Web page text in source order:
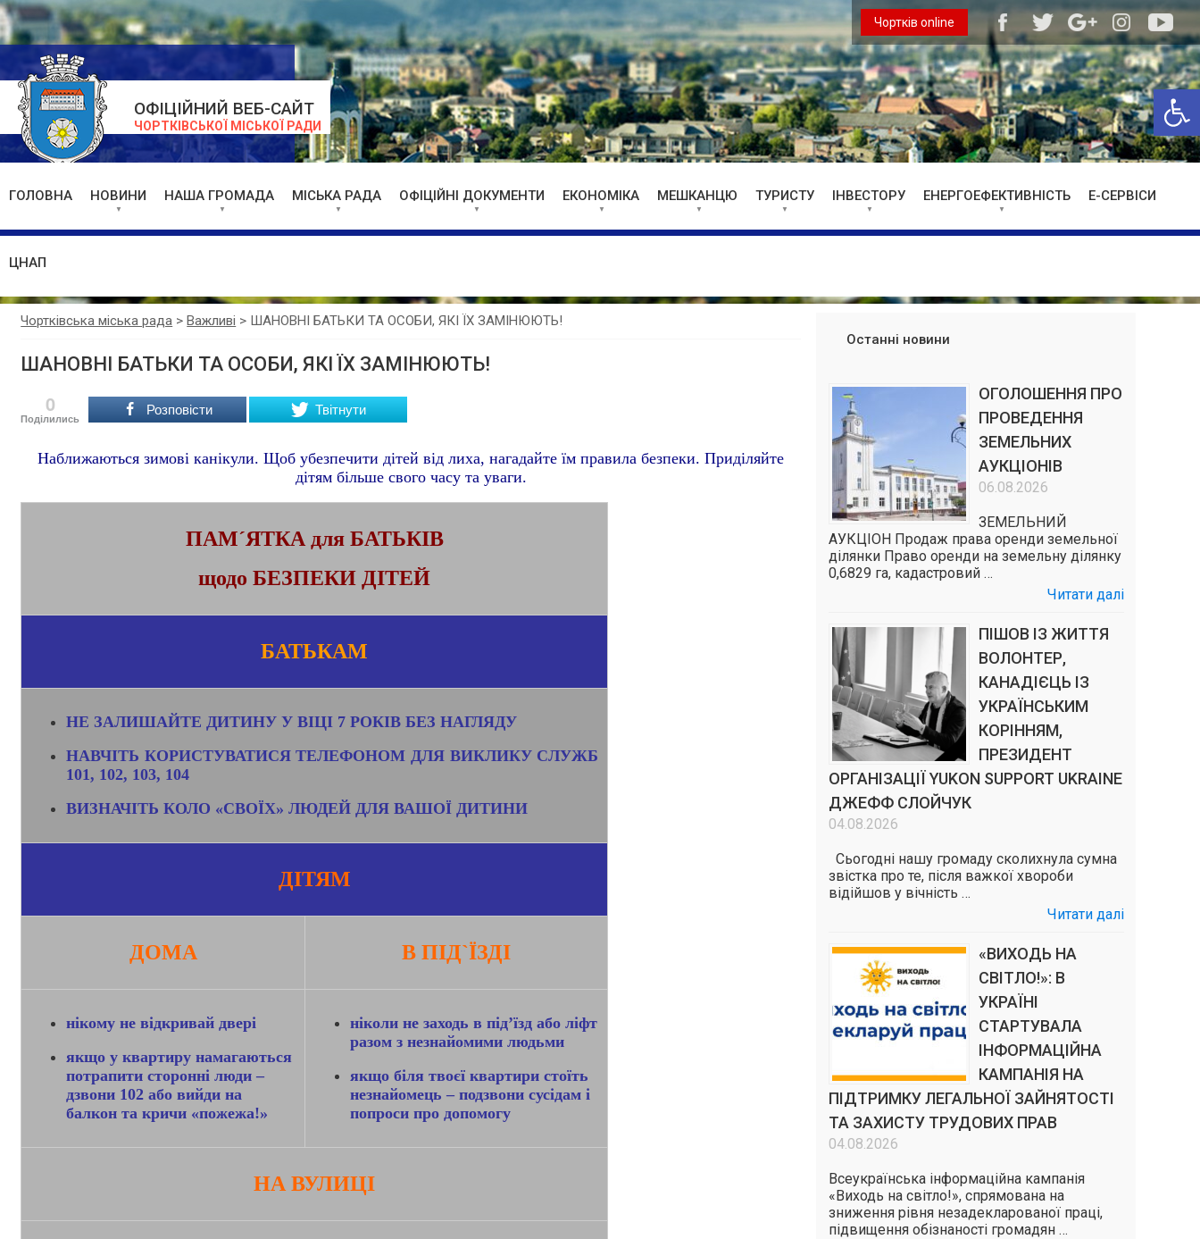
ОФІЦІЙНИЙ ВЕБ-САЙТ
ЧОРТКІВСЬКОЇ МІСЬКОЇ РАДИ
Чортків online
ГОЛОВНА НОВИНИ НАША ГРОМАДА МІСЬКА РАДА ОФІЦІЙНІ ДОКУМЕНТИ ЕКОНОМІКА МЕШКАНЦЮ ТУРИСТУ ІНВЕСТОРУ ЕНЕРГОЕФЕКТИВНІСТЬ Е-СЕРВІСИ
ЦНАП
Чортківська міська рада >Важливі > ШАНОВНІ БАТЬКИ ТА ОСОБИ, ЯКІ ЇХ ЗАМІНЮЮТЬ!
ШАНОВНІ БАТЬКИ ТА ОСОБИ, ЯКІ ЇХ ЗАМІНЮЮТЬ!
0
Поділились
Розповісти Твітнути
Наближаються зимові канікули. Щоб убезпечити дітей від лиха, нагадайте їм правила безпеки. Приділяйте
дітям більше свого часу та уваги.
ПАМ´ЯТКА для БАТЬКІВ
щодо БЕЗПЕКИ ДІТЕЙ
БАТЬКАМ
НЕ ЗАЛИШАЙТЕ ДИТИНУ У ВІЦІ 7 РОКІВ БЕЗ НАГЛЯДУ
НАВЧІТЬ КОРИСТУВАТИСЯ ТЕЛЕФОНОМ ДЛЯ ВИКЛИКУ СЛУЖБ
101, 102, 103, 104
ВИЗНАЧІТЬ КОЛО «СВОЇХ» ЛЮДЕЙ ДЛЯ ВАШОЇ ДИТИНИ
ДІТЯМ
ДОМА В ПІД`ЇЗДІ
нікому не відкривай двері
якщо у квартирунамагаються
потрапитисторонні люди –
дзвони 102 або вийди на
балкон та кричи «пожежа!»
ніколи не заходь в під’їзд або ліфт
разом з незнайомими людьми
якщо біля твоєї квартири стоїть
незнайомець – подзвони сусідам і
попроси про допомогу
НА ВУЛИЦІ
Останні новини
ОГОЛОШЕННЯ ПРО
ПРОВЕДЕННЯ
ЗЕМЕЛЬНИХ
АУКЦІОНІВ
06.08.2026
ЗЕМЕЛЬНИЙ
АУКЦІОН Продаж права оренди земельної
ділянки Право оренди на земельну ділянку
0,6829 га, кадастровий …
Читати далі
ПІШОВ ІЗ ЖИТТЯ
ВОЛОНТЕР,
КАНАДІЄЦЬ ІЗ
УКРАЇНСЬКИМ
КОРІННЯМ,
ПРЕЗИДЕНТ
ОРГАНІЗАЦІЇ YUKON SUPPORT UKRAINE
ДЖЕФФ СЛОЙЧУК
04.08.2026
Сьогодні нашу громаду сколихнула сумна
звістка про те, після важкої хвороби
відійшов у вічність …
Читати далі
«ВИХОДЬ НА
СВІТЛО!»: В
УКРАЇНІ
СТАРТУВАЛА
ІНФОРМАЦІЙНА
КАМПАНІЯ НА
ПІДТРИМКУ ЛЕГАЛЬНОЇ ЗАЙНЯТОСТІ
ТА ЗАХИСТУ ТРУДОВИХ ПРАВ
04.08.2026
Всеукраїнська інформаційна кампанія
«Виходь на світло!», спрямована на
зниження рівня незадекларованої праці,
підвищення обізнаності громадян …